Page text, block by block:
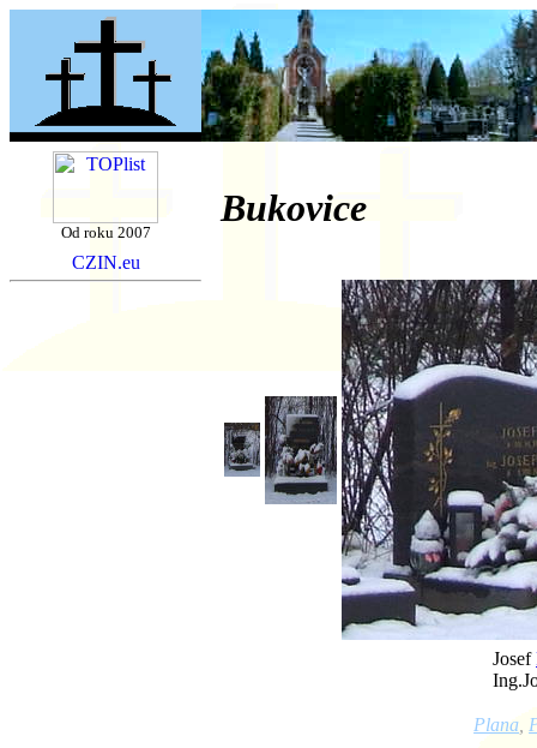
Od roku 2007
Bukovice
Josef
Plana